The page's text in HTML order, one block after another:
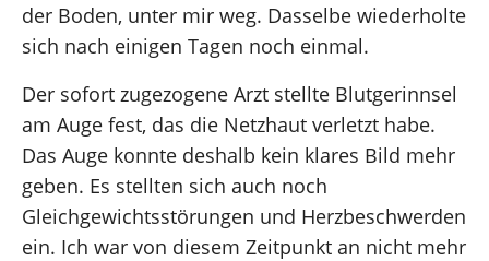
der Boden, unter mir weg. Dasselbe wiederholte
sich nach einigen Tagen noch einmal.
Der sofort zugezogene Arzt stellte Blutgerinnsel
am Auge fest, das die Netzhaut verletzt habe.
Das Auge konnte deshalb kein klares Bild mehr
geben. Es stellten sich auch noch
Gleichgewichtsstörungen und Herzbeschwerden
ein. Ich war von diesem Zeitpunkt an nicht mehr